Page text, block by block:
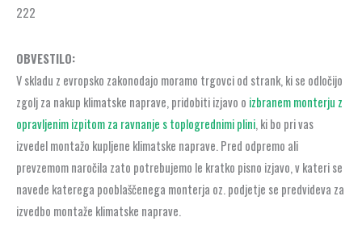
222
OBVESTILO:
V skladu z evropsko zakonodajo moramo trgovci od strank, ki se odločijo
zgolj za nakup klimatske naprave, pridobiti izjavo o izbranem monterju z
opravljenim izpitom za ravnanje s toplogrednimi plini, ki bo pri vas
izvedel montažo kupljene klimatske naprave. Pred odpremo ali
prevzemom naročila zato potrebujemo le kratko pisno izjavo, v kateri se
navede katerega pooblaščenega monterja oz. podjetje se predvideva za
izvedbo montaže klimatske naprave.